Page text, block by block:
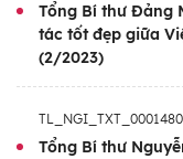
Tổng Bí thư Đảng
tác tốt đẹp giữa
(2/2023)
Tổng Bí thư